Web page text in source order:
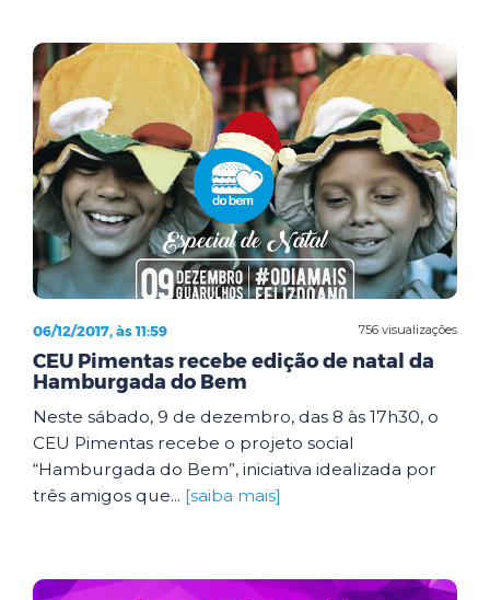
756 visualizações
06/12/2017, às 11:59
CEU Pimentas recebe edição de natal da
Hamburgada do Bem
Neste sábado, 9 de dezembro, das 8 às 17h30, o
CEU Pimentas recebe o projeto social
“Hamburgada do Bem”, iniciativa idealizada por
três amigos que... [saiba mais]